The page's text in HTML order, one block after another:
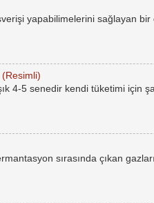
yapabilimelerini sağlayan
(Resimli)
4-5 senedir kendi tüketimi için
sırasında çıkan